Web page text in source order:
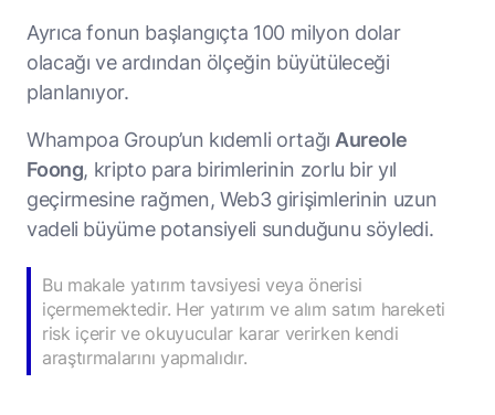
Ayrıca fonun başlangıçta 100 milyon dolar
olacağı ve ardından ölçeğin büyütüleceği
planlanıyor.
Whampoa Group’un kıdemli ortağıAureole
Foong, kripto para birimlerinin zorlu bir yıl
geçirmesine rağmen, Web3 girişimlerinin uzun
vadeli büyüme potansiyeli sunduğunu söyledi.
Bu makale yatırım tavsiyesi veya önerisi
içermemektedir. Her yatırım ve alım satım hareketi
risk içerir ve okuyucular karar verirken kendi
araştırmalarını yapmalıdır.